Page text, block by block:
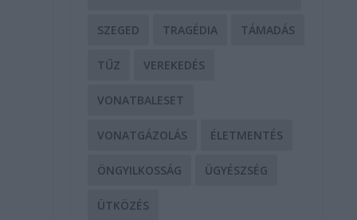
SZEGED TRAGÉDIA TÁMADÁS
TŰZ VEREKEDÉS
VONATBALESET
VONATGÁZOLÁS ÉLETMENTÉS
ÖNGYILKOSSÁG ÜGYÉSZSÉG
ÜTKÖZÉS